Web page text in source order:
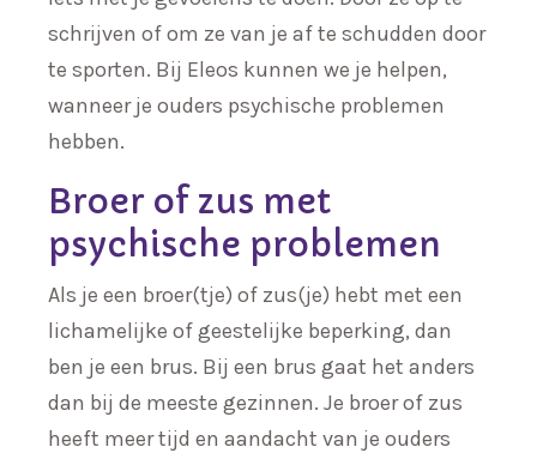
schrijven of om ze van je af te schudden door
te sporten. Bij Eleos kunnen we je helpen,
wanneer je ouders psychische problemen
hebben.
Broer of zus met
psychische problemen
Als je een broer(tje) of zus(je) hebt met een
lichamelijke of geestelijke beperking, dan
ben je een brus. Bij een brus gaat het anders
dan bij de meeste gezinnen. Je broer of zus
heeft meer tijd en aandacht van je ouders